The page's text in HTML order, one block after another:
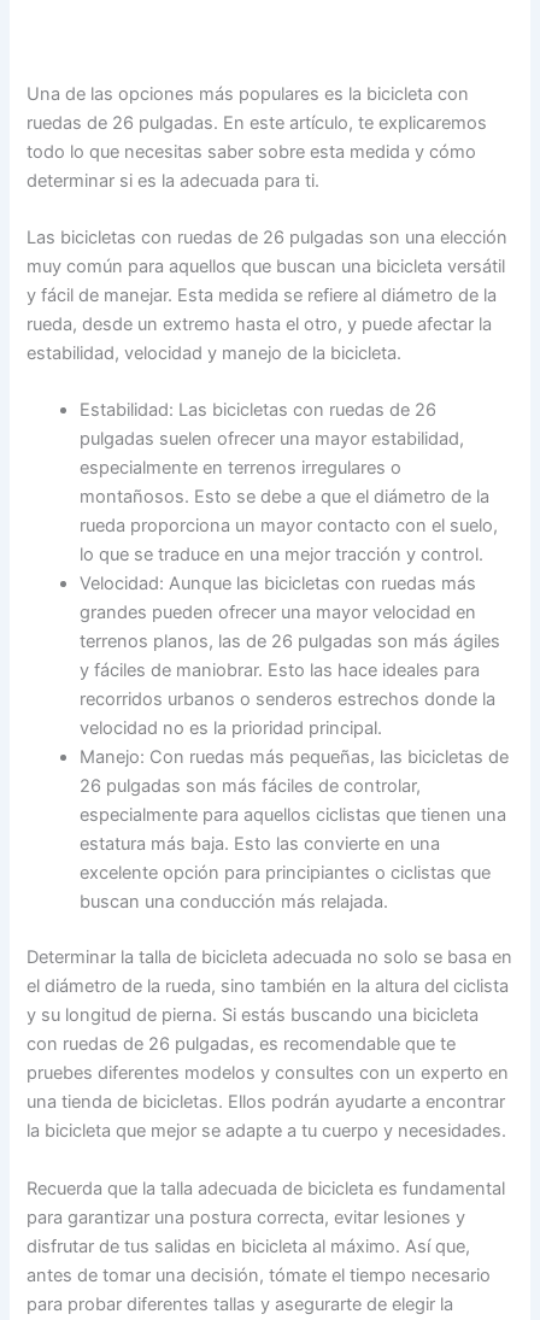
Una de las opciones más populares es la bicicleta con
ruedas de 26 pulgadas. En este artículo, te explicaremos
todo lo que necesitas saber sobre esta medida y cómo
determinar si es la adecuada para ti.
Las bicicletas con ruedas de 26 pulgadas son una elección
muy común para aquellos que buscan una bicicleta versátil
y fácil de manejar. Esta medida se refiere al diámetro de la
rueda, desde un extremo hasta el otro, y puede afectar la
estabilidad, velocidad y manejo de la bicicleta.
Estabilidad: Las bicicletas con ruedas de 26
pulgadas suelen ofrecer una mayor estabilidad,
especialmente en terrenos irregulares o
montañosos. Esto se debe a que el diámetro de la
rueda proporciona un mayor contacto con el suelo,
lo que se traduce en una mejor tracción y control.
Velocidad: Aunque las bicicletas con ruedas más
grandes pueden ofrecer una mayor velocidad en
terrenos planos, las de 26 pulgadas son más ágiles
y fáciles de maniobrar. Esto las hace ideales para
recorridos urbanos o senderos estrechos donde la
velocidad no es la prioridad principal.
Manejo: Con ruedas más pequeñas, las bicicletas de
26 pulgadas son más fáciles de controlar,
especialmente para aquellos ciclistas que tienen una
estatura más baja. Esto las convierte en una
excelente opción para principiantes o ciclistas que
buscan una conducción más relajada.
Determinar la talla de bicicleta adecuada no solo se basa en
el diámetro de la rueda, sino también en la altura del ciclista
y su longitud de pierna. Si estás buscando una bicicleta
con ruedas de 26 pulgadas, es recomendable que te
pruebes diferentes modelos y consultes con un experto en
una tienda de bicicletas. Ellos podrán ayudarte a encontrar
la bicicleta que mejor se adapte a tu cuerpo y necesidades.
Recuerda que la talla adecuada de bicicleta es fundamental
para garantizar una postura correcta, evitar lesiones y
disfrutar de tus salidas en bicicleta al máximo. Así que,
antes de tomar una decisión, tómate el tiempo necesario
para probar diferentes tallas y asegurarte de elegir la